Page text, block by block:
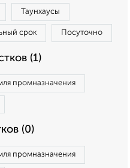
Таунхаусы
срок Посуточно
(1)
промназначения
(0)
промназначения